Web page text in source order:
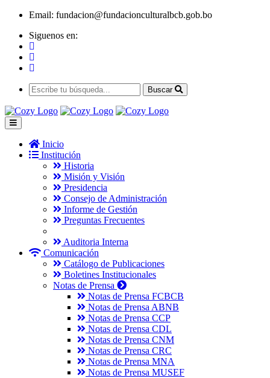
Email: fundacion@fundacionculturalbcb.gob.bo
Siguenos en:
Buscar
Inicio
Institución
Historia
Misión y Visión
Presidencia
Consejo de Administración
Informe de Gestión
Preguntas Frecuentes
Auditoria Interna
Comunicación
Catálogo de Publicaciones
Boletines Institucionales
Notas de Prensa
Notas de Prensa FCBCB
Notas de Prensa ABNB
Notas de Prensa CCP
Notas de Prensa CDL
Notas de Prensa CNM
Notas de Prensa CRC
Notas de Prensa MNA
Notas de Prensa MUSEF